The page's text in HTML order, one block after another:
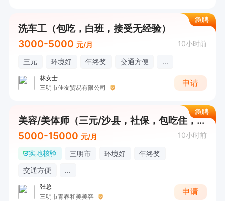
急聘
洗车工（包吃，白班，接受无经验）
3000-5000 元/月 10小时前
三元 环境好 年终奖 交通方便 ...
林女士
三明市佳友贸易有限公司
申请
急聘
美容/美体师（三元/沙县，社保，包吃住，奖金，接受无经验）
5000-15000 元/月 10小时前
实地核验 三明市 环境好
年终奖
交通方便
...
张总
三明市青春和美美容
申请